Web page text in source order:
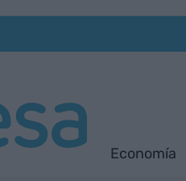
Economía